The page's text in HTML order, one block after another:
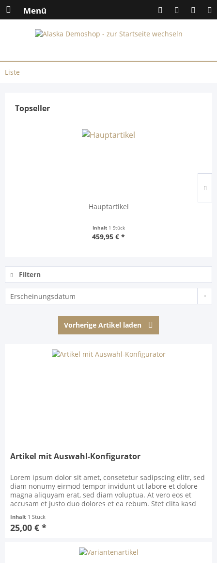
Menü
Liste
Topseller
Hauptartikel
Inhalt 1 Stück
459,95 € *
Filtern
Vorherige Artikel laden
Artikel mit Auswahl-Konfigurator
Lorem ipsum dolor sit amet, consetetur sadipscing elitr, sed
diam nonumy eirmod tempor invidunt ut labore et dolore
magna aliquyam erat, sed diam voluptua. At vero eos et
accusam et justo duo dolores et ea rebum. Stet clita kasd
sit amet. Lorem ipsum dolor sit amet, consetetur sadipscing
elitr, sed diam nonumy eirmod...
Inhalt 1 Stück
25,00 € *